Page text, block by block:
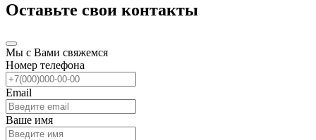
Оставьте свои контакты
Мы с Вами свяжемся
Номер телефона
Email
Ваше имя